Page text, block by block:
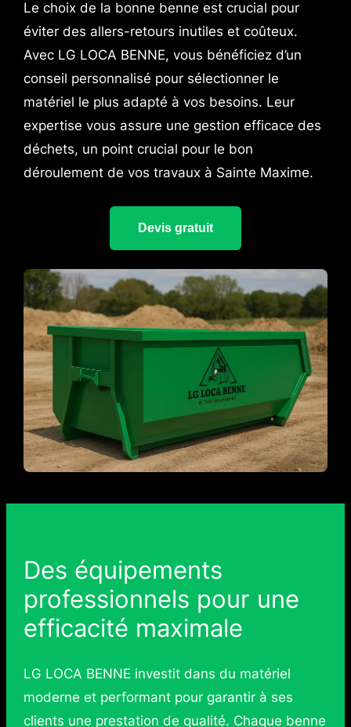
Le choix de la bonne benne est crucial pour
éviter des allers-retours inutiles et coûteux.
Avec LG LOCA BENNE, vous bénéficiez d’un
conseil personnalisé pour sélectionner le
matériel le plus adapté à vos besoins. Leur
expertise vous assure une gestion efficace des
déchets, un point crucial pour le bon
déroulement de vos travaux à Sainte Maxime.
Devis gratuit
Des équipements
professionnels pour une
efficacité maximale
LG LOCA BENNE investit dans du matériel
moderne et performant pour garantir à ses
clients une prestation de qualité. Chaque benne